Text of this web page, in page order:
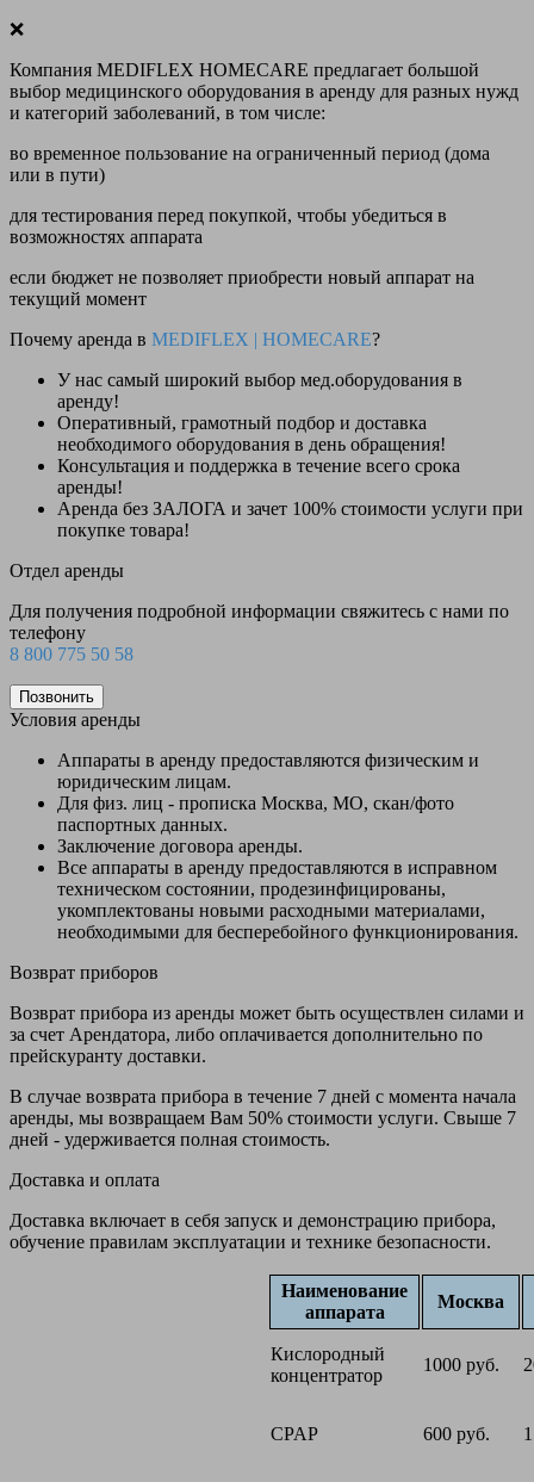
❌
Компания MEDIFLEX HOMECARE предлагает большой
выбор медицинского оборудования в аренду для разных нужд
и категорий заболеваний, в том числе:
во временное пользование на ограниченный период (дома
или в пути)
для тестирования перед покупкой, чтобы убедиться в
возможностях аппарата
если бюджет не позволяет приобрести новый аппарат на
текущий момент
Почему аренда в MEDIFLEX | HOMECARE?
У нас самый широкий выбор мед.оборудования в
аренду!
Оперативный, грамотный подбор и доставка
необходимого оборудования в день обращения!
Консультация и поддержка в течение всего срока
аренды!
Аренда без ЗАЛОГА и зачет 100% стоимости услуги при
покупке товара!
Отдел аренды
Для получения подробной информации свяжитесь с нами по
телефону
8 800 775 50 58
Позвонить
Условия аренды
Аппараты в аренду предоставляются физическим и
юридическим лицам.
Для физ. лиц - прописка Москва, МО, скан/фото
паспортных данных.
Заключение договора аренды.
Все аппараты в аренду предоставляются в исправном
техническом состоянии, продезинфицированы,
укомплектованы новыми расходными материалами,
необходимыми для бесперебойного функционирования.
Возврат приборов
Возврат прибора из аренды может быть осуществлен силами и
за счет Арендатора, либо оплачивается дополнительно по
прейскуранту доставки.
В случае возврата прибора в течение 7 дней с момента начала
аренды, мы возвращаем Вам 50% стоимости услуги. Свыше 7
дней - удерживается полная стоимость.
Доставка и оплата
Доставка включает в себя запуск и демонстрацию прибора,
обучение правилам эксплуатации и технике безопасности.
Наименование
аппарата
Москва
Кислородный
концентратор
1000 руб.
CPAP 600 руб.